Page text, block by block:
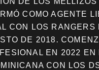
COMO AGENTE
CON LOS RANGERS
DE 2018.
EN 2022 EN
CON LOS